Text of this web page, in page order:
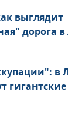
выглядит
дорога
в